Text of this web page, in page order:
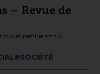
– Revue de
pertinents sur
#SOCIÉTÉ